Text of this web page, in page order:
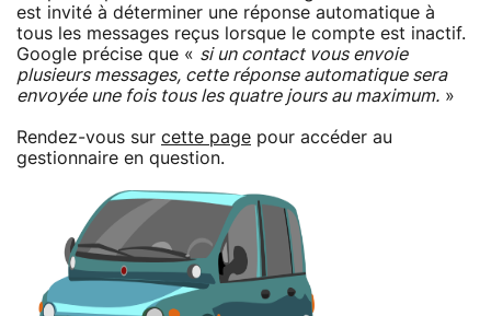
est invité à déterminer une réponse automatique à
tous les messages reçus lorsque le compte est inactif.
Google précise que « si un contact vous envoie
plusieurs messages, cette réponse automatique sera
envoyée une fois tous les quatre jours au maximum. »
Rendez-vous sur cette page pour accéder au
gestionnaire en question.